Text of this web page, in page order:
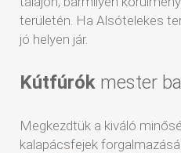
területén. Ha Alsótelekes
jó helyen jár.
Kútfúrók mester
Megkezdtük a kiváló
kalapácsfejek